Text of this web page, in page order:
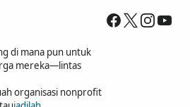
di mana pun untuk
mereka—lintas
organisasi nonprofit